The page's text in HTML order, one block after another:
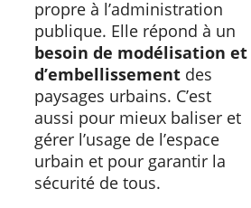
propre à l’administration
publique. Elle répond à un
besoin de modélisation et
d’embellissement des
paysages urbains. C’est
aussi pour mieux baliser et
gérer l’usage de l’espace
urbain et pour garantir la
sécurité de tous.